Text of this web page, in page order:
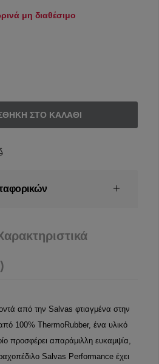
μη διαθέσιμο
ΣΤΟ ΚΑΛΆΘΙ
από την Salvas φτιαγμένα στην
100% ThermoRubber, ένα υλικό
προσφέρει απαράμιλλη ευκαμψία,
Salvas Performance έχει